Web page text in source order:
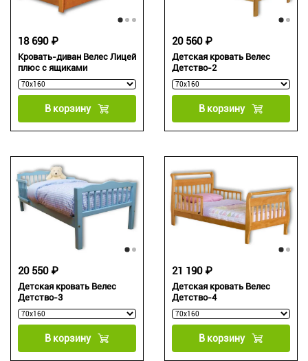
Кровать-диван Велес Лицей
плюс с ящиками
18 690 ₽
В корзину
Детская кровать Велес
Детство-2
20 560 ₽
В корзину
Детская кровать Велес
Детство-3
20 550 ₽
В корзину
Детская кровать Велес
Детство-4
21 190 ₽
В корзину